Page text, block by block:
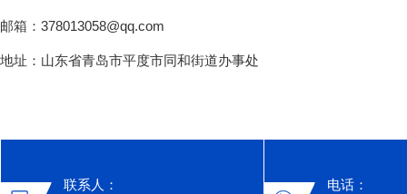
邮箱：378013058@qq.com
地址：山东省青岛市平度市同和街道办事处
联系人：
电话：